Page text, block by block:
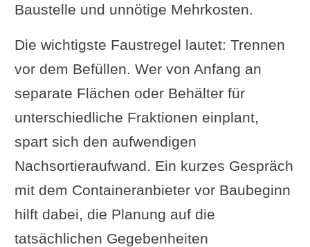
Baustelle und unnötige Mehrkosten.
Die wichtigste Faustregel lautet: Trennen
vor dem Befüllen. Wer von Anfang an
separate Flächen oder Behälter für
unterschiedliche Fraktionen einplant,
spart sich den aufwendigen
Nachsortieraufwand. Ein kurzes Gespräch
mit dem Containeranbieter vor Baubeginn
hilft dabei, die Planung auf die
tatsächlichen Gegebenheiten